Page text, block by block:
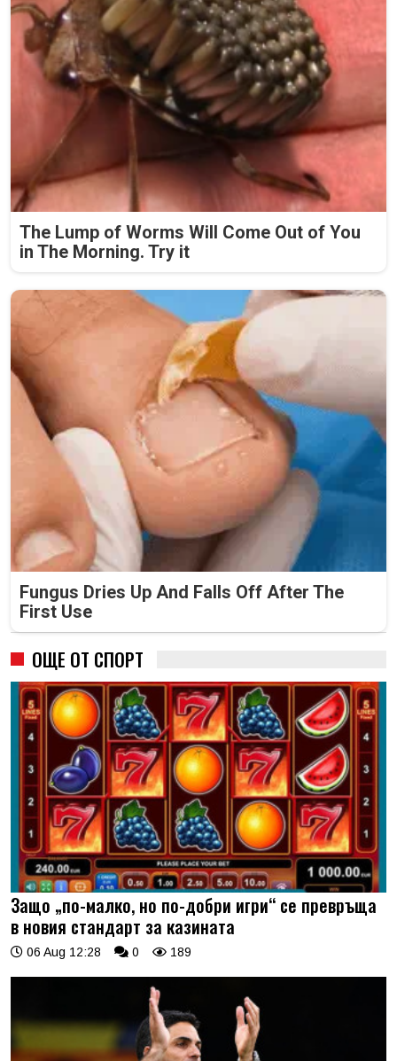
The Lump of Worms Will Come Out of You
in The Morning. Try it
Fungus Dries Up And Falls Off After The
First Use
ОЩЕ ОТ СПОРТ
Защо „по-малко, но по-добри игри“ се превръща
в новия стандарт за казината
06 Aug 12:28 0 189